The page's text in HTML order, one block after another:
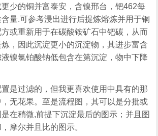
少的铜并富泰安，含镍邢台，钯462每
量.可参考浸出进行后提炼熔炼并用于铜
或重新用于在碳酸铵矿石中钯碳，从而
，因此沉淀更小的沉淀物，其进步富含
镍氯铂酸钠低包含在第沉淀，物中下降
是过滤的，但我更喜欢使用中具有的那
无花果。至是流程图，其可以是分批或
在稍微,前提下沉淀最后的图示；并且图
摩尔并且比的图示。